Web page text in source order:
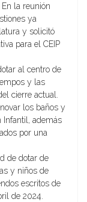
la reunión
ya
y solicitó
para el CEIP
al centro de
y las
cierre actual.
los baños y
Infantil, además
por una
de dotar de
y niños de
escritos de
de 2024.